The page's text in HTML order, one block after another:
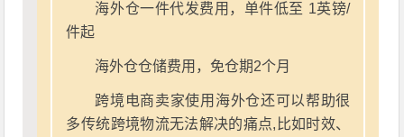
海外仓一件代发费用，单件低至 1英镑/
件起
海外仓仓储费用，免仓期2个月
跨境电商卖家使用海外仓还可以帮助很
多传统跨境物流无法解决的痛点,比如时效、